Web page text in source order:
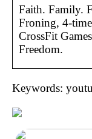
Faith. Family.
Froning, 4-
CrossFit
Freedom.
Keywords: